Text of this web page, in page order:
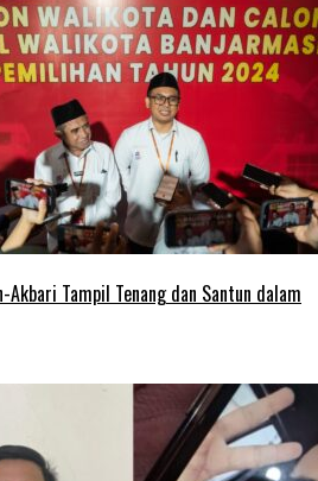
Akbari Tampil Tenang dan Santun dalam